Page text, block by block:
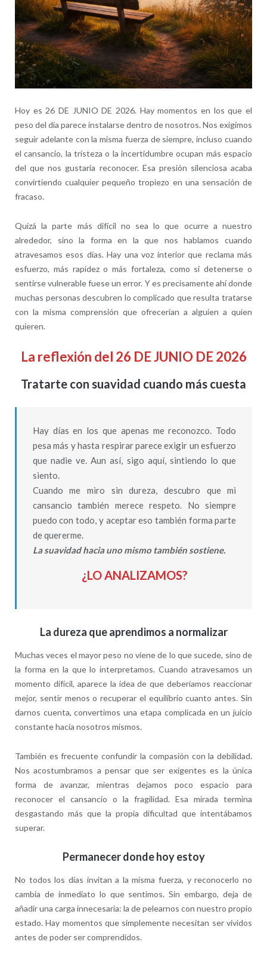
Hoy es 26 DE JUNIO DE 2026. Hay momentos en los que el
peso del día parece instalarse dentro de nosotros. Nos exigimos
seguir adelante con la misma fuerza de siempre, incluso cuando
el cansancio, la tristeza o la incertidumbre ocupan más espacio
del que nos gustaría reconocer. Esa presión silenciosa acaba
convirtiendo cualquier pequeño tropiezo en una sensación de
fracaso.
Quizá la parte más difícil no sea lo que ocurre a nuestro
alrededor, sino la forma en la que nos hablamos cuando
atravesamos esos días. Hay una voz interior que reclama más
esfuerzo, más rapidez o más fortaleza, como si detenerse o
sentirse vulnerable fuese un error. Y es precisamente ahí donde
muchas personas descubren lo complicado que resulta tratarse
con la misma comprensión que ofrecerían a alguien a quien
quieren.
La reflexión del 26 DE JUNIO DE 2026
Tratarte con suavidad cuando más cuesta
Hay días en los que apenas me reconozco. Todo
pesa más y hasta respirar parece exigir un esfuerzo
que nadie ve. Aun así, sigo aquí, sintiendo lo que
siento.
Cuando me miro sin dureza, descubro que mi
cansancio también merece respeto. No siempre
puedo con todo, y aceptar eso también forma parte
de quererme.
La suavidad hacia uno mismo también sostiene.
¿LO ANALIZAMOS?
La dureza que aprendimos a normalizar
Muchas veces el mayor peso no viene de lo que sucede, sino de
la forma en la que lo interpretamos. Cuando atravesamos un
momento difícil, aparece la idea de que deberíamos reaccionar
mejor, sentir menos o recuperar el equilibrio cuanto antes. Sin
darnos cuenta, convertimos una etapa complicada en un juicio
constante hacia nosotros mismos.
También es frecuente confundir la compasión con la debilidad.
Nos acostumbramos a pensar que ser exigentes es la única
forma de avanzar, mientras dejamos poco espacio para
reconocer el cansancio o la fragilidad. Esa mirada termina
desgastando más que la propia dificultad que intentábamos
superar.
Permanecer donde hoy estoy
No todos los días invitan a la misma fuerza, y reconocerlo no
cambia de inmediato lo que sentimos. Sin embargo, deja de
añadir una carga innecesaria: la de pelearnos con nuestro propio
estado. Hay momentos que simplemente necesitan ser vividos
antes de poder ser comprendidos.